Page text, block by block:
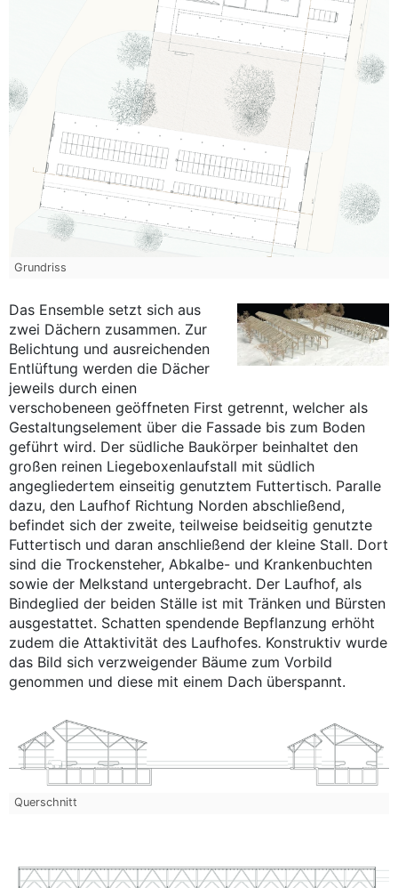
Grundriss
Das Ensemble setzt sich aus
zwei Dächern zusammen. Zur
Belichtung und ausreichenden
Entlüftung werden die Dächer
jeweils durch einen
verschobeneen geöffneten First getrennt, welcher als
Gestaltungselement über die Fassade bis zum Boden
geführt wird. Der südliche Baukörper beinhaltet den
großen reinen Liegeboxenlaufstall mit südlich
angegliedertem einseitig genutztem Futtertisch. Paralle
dazu, den Laufhof Richtung Norden abschließend,
befindet sich der zweite, teilweise beidseitig genutzte
Futtertisch und daran anschließend der kleine Stall. Dort
sind die Trockensteher, Abkalbe- und Krankenbuchten
sowie der Melkstand untergebracht. Der Laufhof, als
Bindeglied der beiden Ställe ist mit Tränken und Bürsten
ausgestattet. Schatten spendende Bepflanzung erhöht
zudem die Attaktivität des Laufhofes. Konstruktiv wurde
das Bild sich verzweigender Bäume zum Vorbild
genommen und diese mit einem Dach überspannt.
Querschnitt